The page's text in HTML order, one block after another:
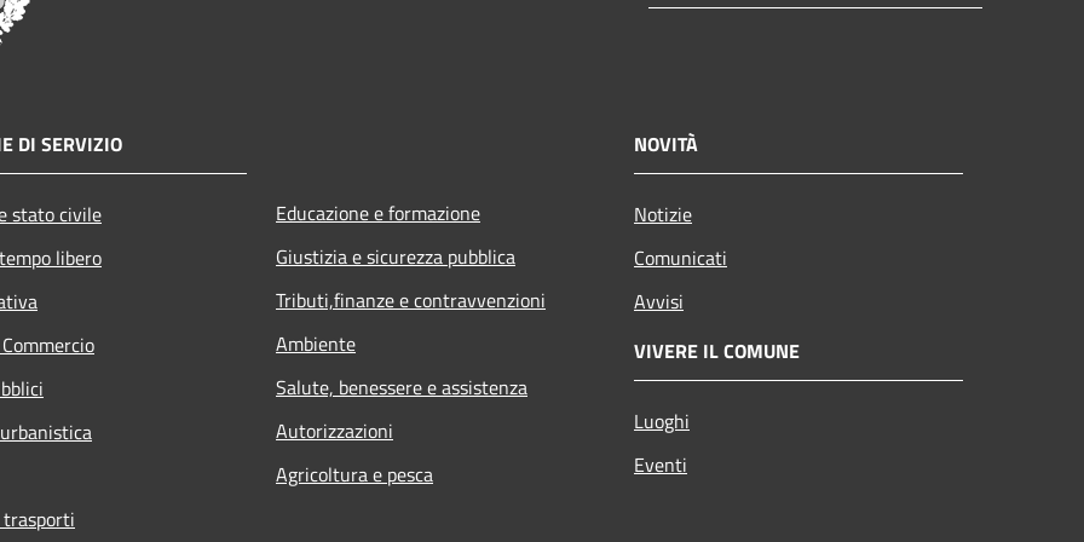
DI SERVIZIO
stato civile
libero
Educazione e formazione
Giustizia e sicurezza pubblica
Tributi,finanze e contravvenzioni
Ambiente
Salute, benessere e assistenza
Autorizzazioni
Agricoltura e pesca
NOVITÀ
Notizie
Comunicati
Avvisi
VIVERE IL COMUNE
Luoghi
Eventi